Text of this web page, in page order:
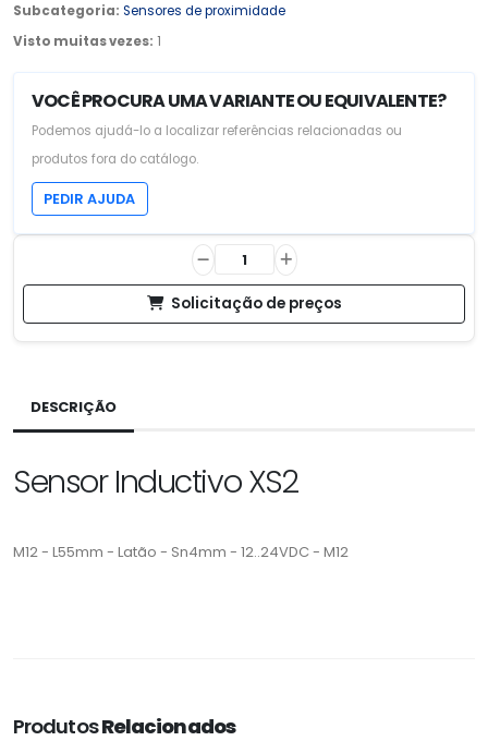
Subcategoria: Sensores de proximidade
Visto muitas vezes: 1
VOCÊ PROCURA UMA VARIANTE OU EQUIVALENTE?
Podemos ajudá-lo a localizar referências relacionadas ou
produtos fora do catálogo.
PEDIR AJUDA
Solicitação de preços
DESCRIÇÃO
Sensor Inductivo XS2
M12 - L55mm - Latão - Sn4mm - 12..24VDC - M12
ProdutosRelacionados